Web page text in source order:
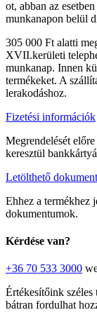
ot, abban az
munkanapon belül
305 000 Ft alatti
XVII.kerületi
munkanap. Innen
termékeket. A
lerakodáshoz.
Fizetési információk
Megrendelését
keresztül
Letölthető
Ehhez a termékhez
dokumentumok.
Kérdése van?
+36 70 533 3000
Értékesítőink széles
bátran fordulhat